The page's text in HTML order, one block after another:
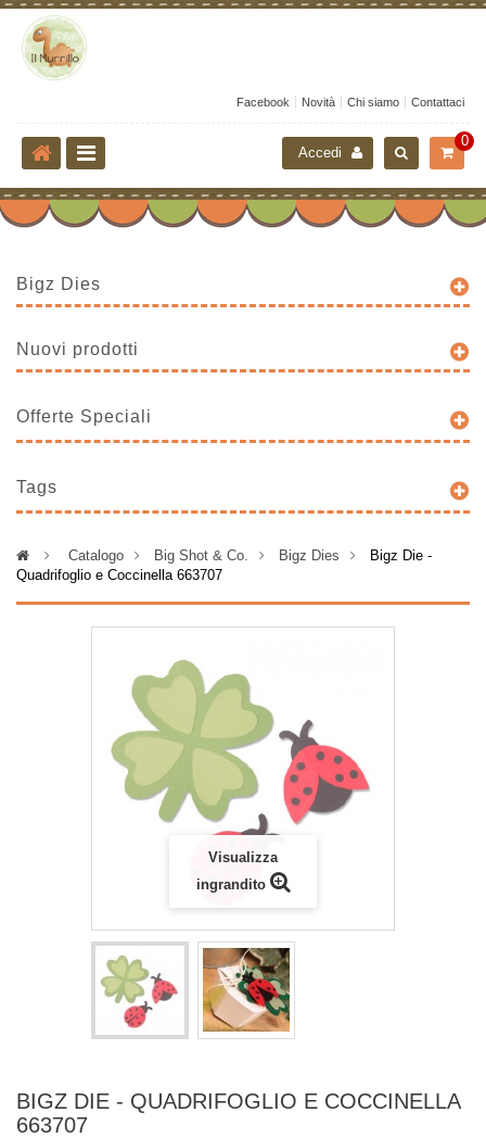
Facebook Novità Chi siamo Contattaci
0
Accedi
Bigz Dies
Nuovi prodotti
Offerte Speciali
Tags
> Catalogo > Big Shot & Co. > Bigz Dies >
Bigz Die -
Quadrifoglio e Coccinella 663707
Visualizza
ingrandito
BIGZ DIE - QUADRIFOGLIO E COCCINELLA
663707